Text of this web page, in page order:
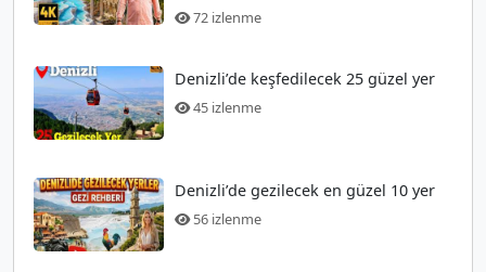
Şehir72 izlenme
Denizli’de keşfedilecek 25 güzel yer
45 izlenme
Denizli’de gezilecek en güzel 10 yer
56 izlenme